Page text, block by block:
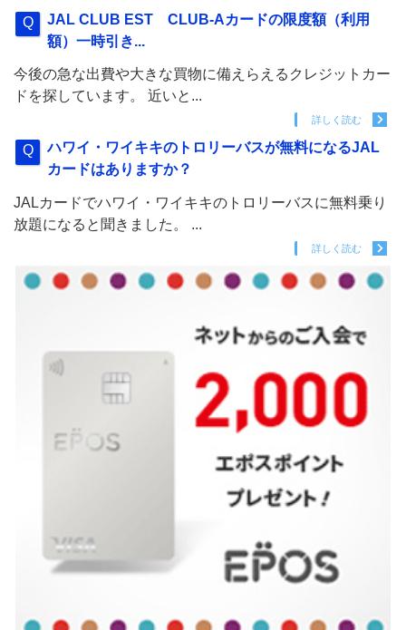
JAL CLUB EST CLUB-Aカードの限度額（利用
額）一時引き...
今後の急な出費や大きな買物に備えらえるクレジットカー
ドを探しています。 近いと...
詳しく読む
ハワイ・ワイキキのトロリーバスが無料になるJAL
カードはありますか？
JALカードでハワイ・ワイキキのトロリーバスに無料乗り
放題になると聞きました。 ...
詳しく読む